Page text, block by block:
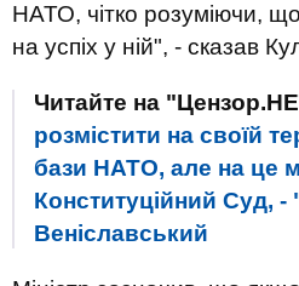
НАТО, чітко розуміючи,
на успіх у ній", - сказав
Читайте на
розмістити на своїй
бази НАТО, але на це
Конституційний Суд, -
Веніславський